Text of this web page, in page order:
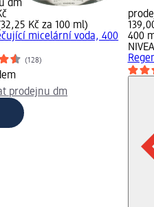
dm
Kč za 100 ml)
micelární voda, 400
(128)
prodejnu dm
400
NIVEA